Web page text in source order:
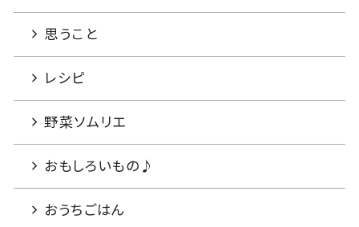
思うこと
レシピ
野菜ソムリエ
おもしろいもの♪
おうちごはん